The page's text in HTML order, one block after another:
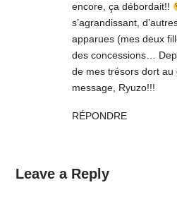
encore, ça débordait!!
s’agrandissant,
apparues (mes deux
des concessions…
de mes trésors dort
message, Ryuzo!!!
RÉPONDRE
Leave a Reply